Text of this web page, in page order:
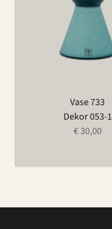
Vase 733
Dekor 053-1
€ 30,00